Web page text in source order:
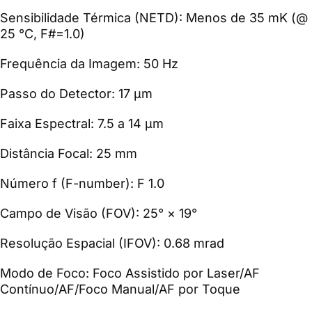
Sensibilidade Térmica (NETD): Menos de 35 mK (@
25 °C, F#=1.0)
Frequência da Imagem: 50 Hz
Passo do Detector: 17 μm
Faixa Espectral: 7.5 a 14 μm
Distância Focal: 25 mm
Número f (F-number): F 1.0
Campo de Visão (FOV): 25° × 19°
Resolução Espacial (IFOV): 0.68 mrad
Modo de Foco: Foco Assistido por Laser/AF
Contínuo/AF/Foco Manual/AF por Toque